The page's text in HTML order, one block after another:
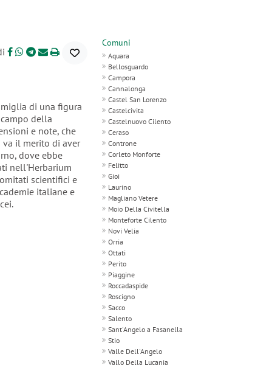
di una figura
della
e note, che
va il merito di aver
dove ebbe
nell'Herbarium
scientifici e
italiane e
Comuni
Aquara
Bellosguardo
Campora
Cannalonga
Castel San Lorenzo
Castelcivita
Castelnuovo Cilento
Ceraso
Controne
Corleto Monforte
Felitto
Gioi
Laurino
Magliano Vetere
Moio Della Civitella
Monteforte Cilento
Novi Velia
Orria
Ottati
Perito
Piaggine
Roccadaspide
Roscigno
Sacco
Salento
Sant'Angelo a Fasanella
Stio
Valle Dell'Angelo
Vallo Della Lucania